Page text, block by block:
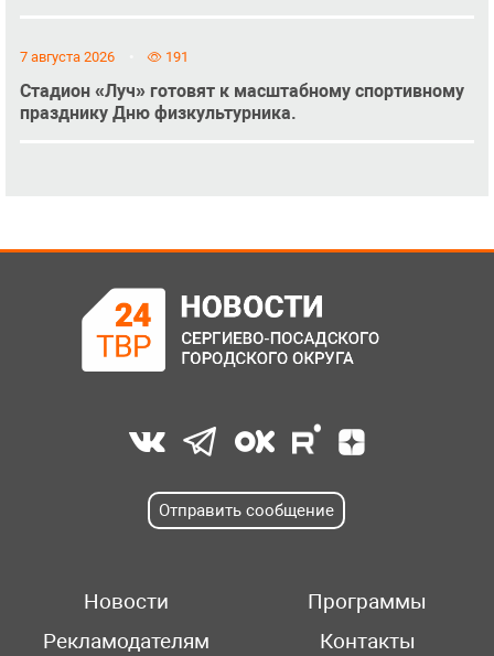
7 августа 2026 191
Стадион «Луч» готовят к масштабному спортивному
празднику Дню физкультурника.
Отправить сообщение
Новости
Программы
Рекламодателям
Контакты